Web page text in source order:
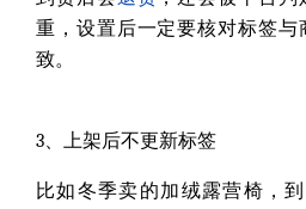
重，设置后一定要核对标签与
致。
3、上架后不更新标签
比如冬季卖的加绒露营椅，